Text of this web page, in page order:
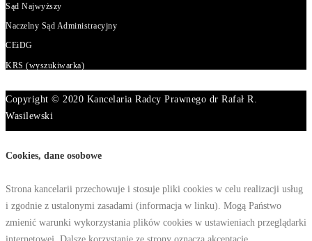
Sąd Najwyższy
Naczelny Sąd Administracyjny
CEiDG
KRS (wyszukiwarka)
Copyright © 2020 Kancelaria Radcy Prawnego dr Rafał R.
Wasilewski
Cookies, dane osobowe
Strona kancelarii przechowuje i stosuje pliki cookies w celu realizacji usług
i zgodnie z ustalonymi zasadami (informacja w linku). Mogą Państwo
zmienić warunki wykorzystania plików cookies w ustawieniach przeglądarki
internetowej. Dalsze korzystanie ze strony oznacza akceptację